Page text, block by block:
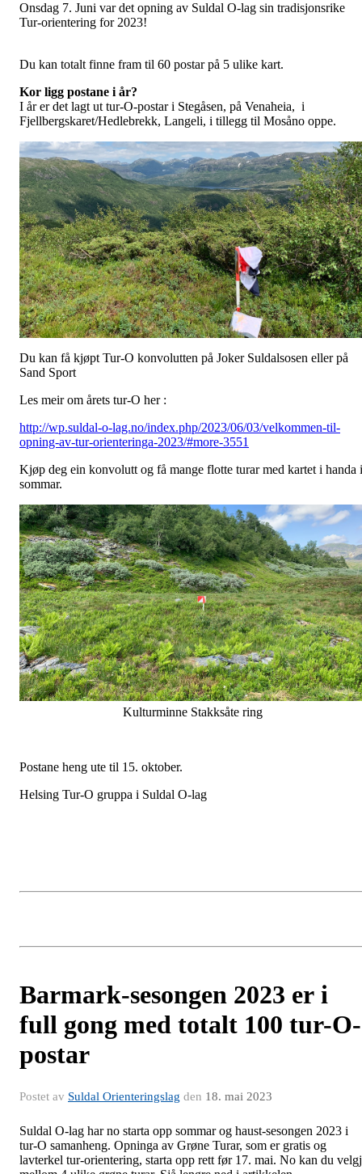
Onsdag 7. Juni var det opning av Suldal O-lag sin tradisjonsrike
Tur-orientering for 2023!
Du kan totalt finne fram til 60 postar på 5 ulike kart.
Kor ligg postane i år?
I år er det lagt ut tur-O-postar i Stegåsen, på Venaheia, i
Fjellbergskaret/Hedlebrekk, Langeli, i tillegg til Mosåno oppe.
Du kan få kjøpt Tur-O konvolutten på Joker Suldalsosen eller på
Sand Sport
Les meir om årets tur-O her :
http://wp.suldal-o-lag.no/index.php/2023/06/03/velkommen-til-
opning-av-tur-orienteringa-2023/#more-3551
Kjøp deg ein konvolutt og få mange flotte turar med kartet i handa i
sommar.
Kulturminne Stakksåte ring
Postane heng ute til 15. oktober.
Helsing Tur-O gruppa i Suldal O-lag
Barmark-sesongen 2023 er i
full gong med totalt 100 tur-O-
postar
Postet av Suldal Orienteringslag den 18. mai 2023
Suldal O-lag har no starta opp sommar og haust-sesongen 2023 i
tur-O samanheng. Opninga av Grøne Turar, som er gratis og
lavterkel tur-orientering, starta opp rett før 17. mai. No kan du